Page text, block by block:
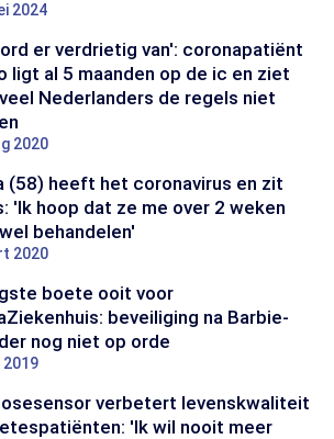
2024
er verdrietig van': coronapatiënt
ligt al 5 maanden op de ic en ziet
Nederlanders de regels niet
2020
(58) heeft het coronavirus en zit
'Ik hoop dat ze me over 2 weken
behandelen'
2020
boete ooit voor
beveiliging na Barbie-
nog niet op orde
2019
verbetert levenskwaliteit
'Ik wil nooit meer